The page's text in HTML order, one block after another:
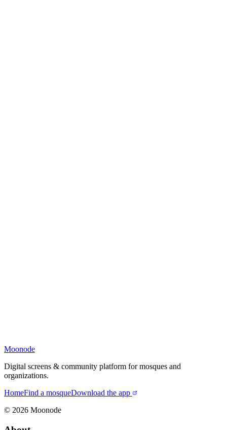
Moonode
Digital screens & community platform for mosques and
organizations.
HomeFind a mosqueDownload the app
© 2026 Moonode